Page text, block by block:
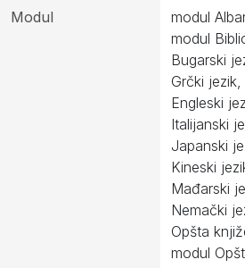
Modul
modul
modul
Bugarski
Grčki
Engleski
Italijanski
Japanski
Kineski
Mađarski
Nemački
Opšta
modul